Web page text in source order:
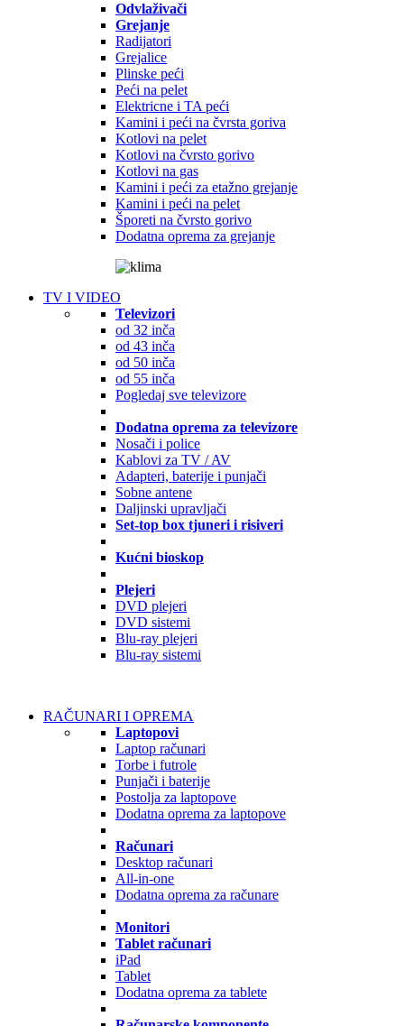
Odvlaživači
Grejanje
Radijatori
Grejalice
Plinske peći
Peći na pelet
Elektricne i TA peći
Kamini i peći na čvrsta goriva
Kotlovi na pelet
Kotlovi na čvrsto gorivo
Kotlovi na gas
Kamini i peći za etažno grejanje
Kamini i peći na pelet
Šporeti na čvrsto gorivo
Dodatna oprema za grejanje
TV I VIDEO
Televizori
od 32 inča
od 43 inča
od 50 inča
od 55 inča
Pogledaj sve televizore
Dodatna oprema za televizore
Nosači i police
Kablovi za TV / AV
Adapteri, baterije i punjači
Sobne antene
Daljinski upravljači
Set-top box tjuneri i risiveri
Kućni bioskop
Plejeri
DVD plejeri
DVD sistemi
Blu-ray plejeri
Blu-ray sistemi
RAČUNARI I OPREMA
Laptopovi
Laptop računari
Torbe i futrole
Punjači i baterije
Postolja za laptopove
Dodatna oprema za laptopove
Računari
Desktop računari
All-in-one
Dodatna oprema za računare
Monitori
Tablet računari
iPad
Tablet
Dodatna oprema za tablete